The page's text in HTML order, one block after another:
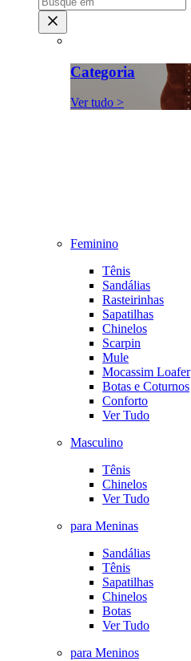
Categoria
Ver tudo >
Feminino
Tênis
Sandálias
Rasteirinhas
Sapatilhas
Chinelos
Scarpin
Mule
Mocassim Loafer
Botas e Coturnos
Conforto
Ver Tudo
Masculino
Tênis
Chinelos
Ver Tudo
para Meninas
Sandálias
Tênis
Sapatilhas
Chinelos
Botas
Ver Tudo
para Meninos